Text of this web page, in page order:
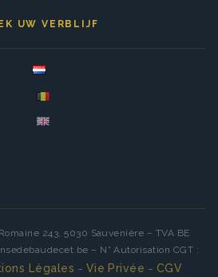
UW VERBLIJF
243, 5030 Sauvenière – TVA BE
– N° Autorisation CGT :
Légales – Vie Privée – CGV